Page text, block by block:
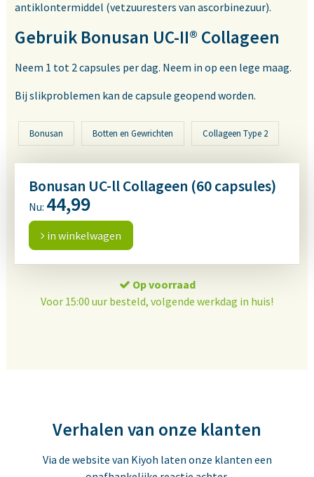
antiklontermiddel (vetzuuresters van ascorbinezuur).
Gebruik Bonusan UC-II® Collageen
Neem 1 tot 2 capsules per dag. Neem in op een lege maag.
Bij slikproblemen kan de capsule geopend worden.
Bonusan Botten en Gewrichten Collageen Type 2
Bonusan UC-ll Collageen (60 capsules)
Nu: 44,99
in winkelwagen
Op voorraad
Voor 15:00 uur besteld, volgende werkdag in huis!
Verhalen van onze klanten
Via de website van Kiyoh laten onze klanten een